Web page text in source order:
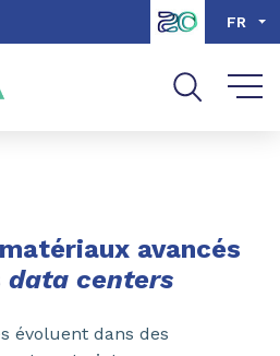
FR
matériaux avancés
data centers
évoluent dans des